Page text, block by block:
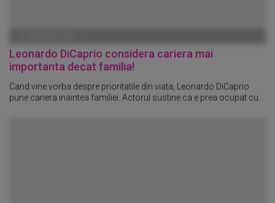
Leonardo DiCaprio considera cariera mai
importanta decat familia!
Cand vine vorba despre prioritatile din viata, Leonardo DiCaprio
pune cariera inaintea familiei. Actorul sustine ca e prea ocupat cu...